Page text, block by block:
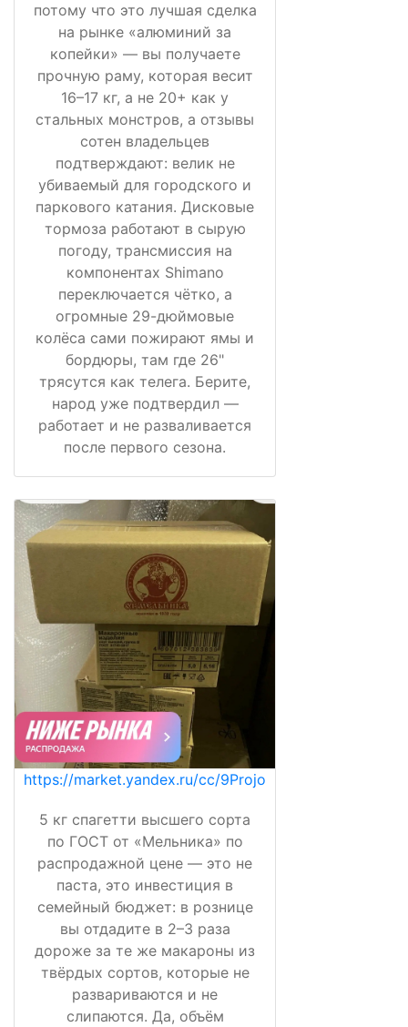
потому что это лучшая сделка
на рынке «алюминий за
копейки» — вы получаете
прочную раму, которая весит
16–17 кг, а не 20+ как у
стальных монстров, а отзывы
сотен владельцев
подтверждают: велик не
убиваемый для городского и
паркового катания. Дисковые
тормоза работают в сырую
погоду, трансмиссия на
компонентах Shimano
переключается чётко, а
огромные 29-дюймовые
колёса сами пожирают ямы и
бордюры, там где 26"
трясутся как телега. Берите,
народ уже подтвердил —
работает и не разваливается
после первого сезона.
https://market.yandex.ru/cc/9Projo
5 кг спагетти высшего сорта
по ГОСТ от «Мельника» по
распродажной цене — это не
паста, это инвестиция в
семейный бюджет: в рознице
вы отдадите в 2–3 раза
дороже за те же макароны из
твёрдых сортов, которые не
развариваются и не
слипаются. Да, объём